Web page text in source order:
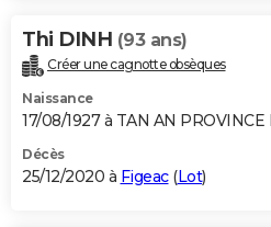
Thi DINH (93 ans)
Créer une cagnotte obsèques
Naissance
17/08/1927 à TAN AN
Décès
25/12/2020 à Figeac(Lot)